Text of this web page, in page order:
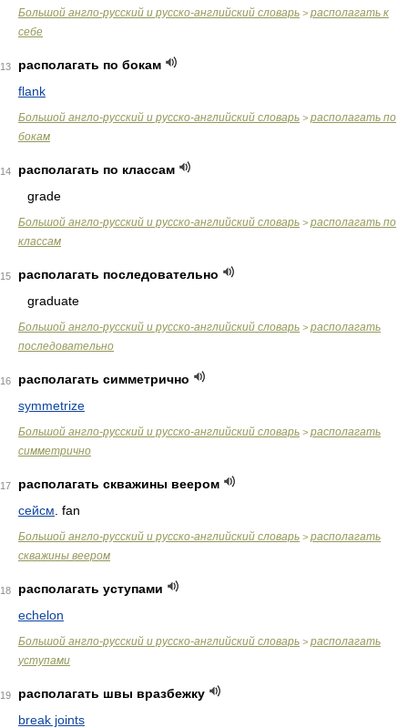
Большой англо-русский и русско-английский словарь > располагать к
себе
13
располагать по бокам
flank
Большой англо-русский и русско-английский словарь > располагать по
бокам
14
располагать по классам
grade
Большой англо-русский и русско-английский словарь > располагать по
классам
15
располагать последовательно
graduate
Большой англо-русский и русско-английский словарь > располагать
последовательно
16
располагать симметрично
symmetrize
Большой англо-русский и русско-английский словарь > располагать
симметрично
17
располагать скважины веером
сейсм . fan
Большой англо-русский и русско-английский словарь > располагать
скважины веером
18
располагать уступами
echelon
Большой англо-русский и русско-английский словарь > располагать
уступами
19
располагать швы вразбежку
break joints